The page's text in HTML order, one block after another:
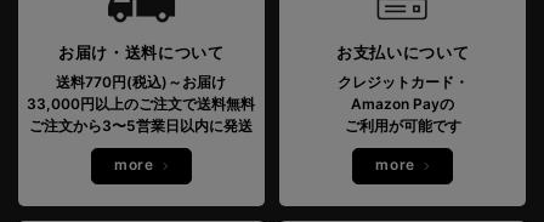
お届け・送料について
送料770円(税込)～お届け
33,000円以上のご注文で送料無料
ご注文から3〜5営業日以内に発送
more
お支払いについて
クレジットカード・
Amazon Payの
ご利用が可能です
more